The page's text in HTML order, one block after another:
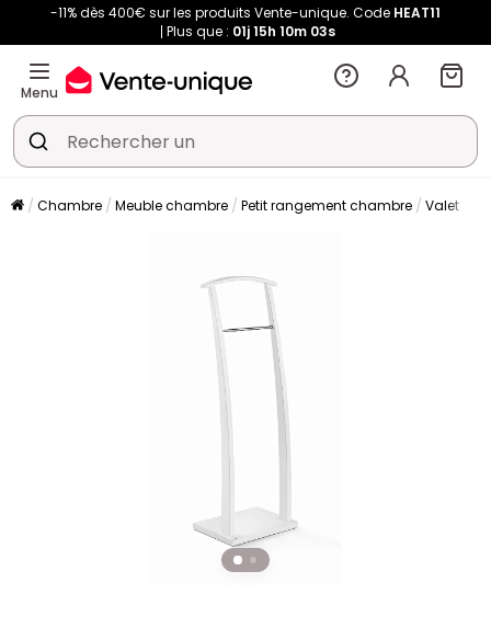
-11% dès 400€ sur les produits Vente-unique. Code HEAT11
Plus que : 01j15h 10m 02s
Menu
Chambre Meuble chambre Petit rangement chambre Valet